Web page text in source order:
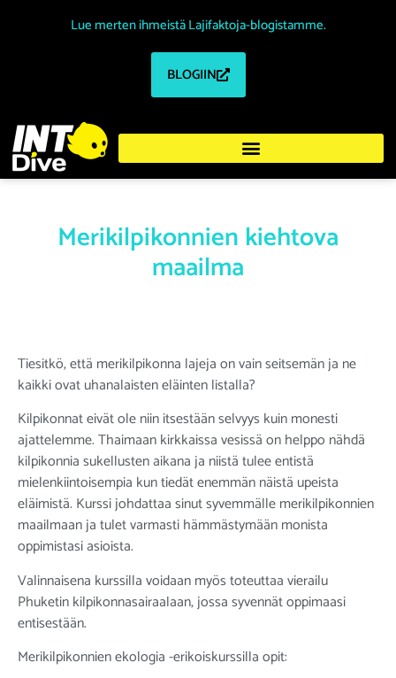
Lue merten ihmeistä Lajifaktoja-blogistamme.
BLOGIIN
Merikilpikonnien kiehtova
maailma
Tiesitkö, että merikilpikonna lajeja on vain seitsemän ja ne
kaikki ovat uhanalaisten eläinten listalla?
Kilpikonnat eivät ole niin itsestään selvyys kuin monesti
ajattelemme. Thaimaan kirkkaissa vesissä on helppo nähdä
kilpikonnia sukellusten aikana ja niistä tulee entistä
mielenkiintoisempia kun tiedät enemmän näistä upeista
eläimistä. Kurssi johdattaa sinut syvemmälle merikilpikonnien
maailmaan ja tulet varmasti hämmästymään monista
oppimistasi asioista.
Valinnaisena kurssilla voidaan myös toteuttaa vierailu
Phuketin kilpikonnasairaalaan, jossa syvennät oppimaasi
entisestään.
Merikilpikonnien ekologia -erikoiskurssilla opit: